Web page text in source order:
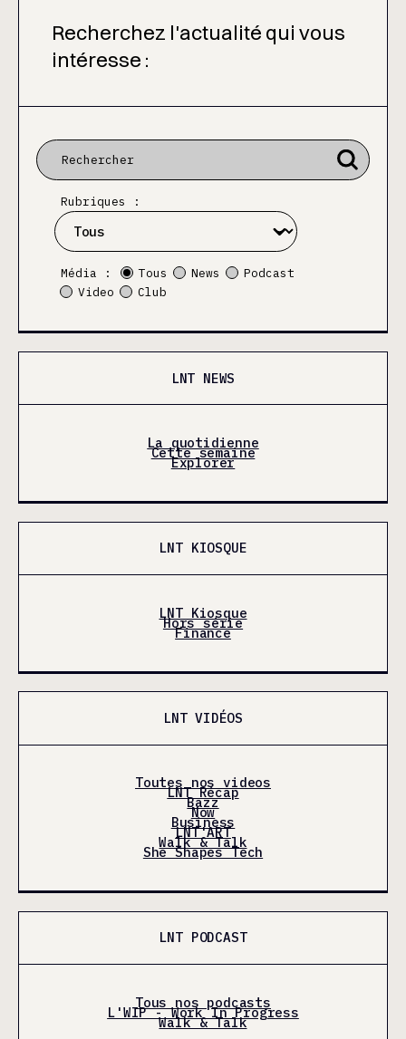
Recherchez l'actualité qui vous
intéresse :
Rubriques :
Média : Tous News
Podcast
Video
Club
LNT NEWS
La quotidienne
Cette semaine
Explorer
LNT KIOSQUE
LNT Kiosque
Hors série
Finance
LNT VIDÉOS
Toutes nos videos
LNT Récap
Bazz
Now
Business
LNT'ART
Walk & Talk
She Shapes Tech
LNT PODCAST
Tous nos podcasts
L'WIP - Work In Progress
Walk & Talk